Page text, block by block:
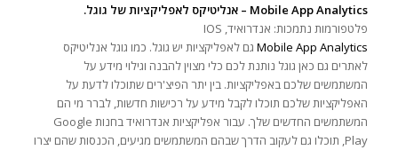
Mobile App Analytics – אנליטיקס לאפליקציות של גוגל.
פלטפורמות נתמכות: אנדרואיד, IOS
Mobile App Analyticsגם לאפליקציות יש גוגל. כמו גוגל אנליטיקס
לאתרים גם כאן גוגל נותנת לכם כלי מצוין להבנה וגילוי מידע על
המשתמשים שלכם באפליקציות. בין יתר הפיצ'רים שתוכלו לדעת על
האפליקציות שלכם תוכלו לקבל מידע על רכישות חדשות, לברר מי הם
המשתמשים החדשים שלך. עבור אפליקציות אנדרואיד בחנות Google
Play, תוכלו גם לעקוב הדרך שבהם המשתמשים מגיעים, הכנסות שהם יצרו